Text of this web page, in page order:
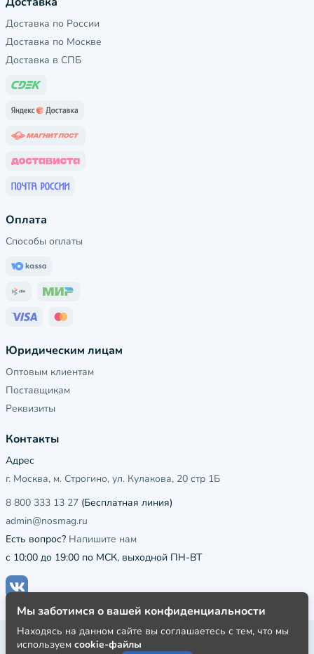
Доставка по России
Доставка по Москве
Доставка в СПБ
Оплата
Способы оплаты
Юридическим лицам
Оптовым клиентам
Поставщикам
Реквизиты
Контакты
Адрес
г. Москва, м. Строгино, ул. Кулакова, 20 стр 1Б
8 800 333 13 27 (Бесплатная линия)
admin@nosmag.ru
Есть вопрос? Напишите нам
с 10:00 до 19:00 по МСК, выходной ПН-ВТ
Публичная оферта
Мы заботимся о вашей конфиденциальности
Находясь на данном сайте вы соглашаетесь с тем, что мы
используем cookie-файлы